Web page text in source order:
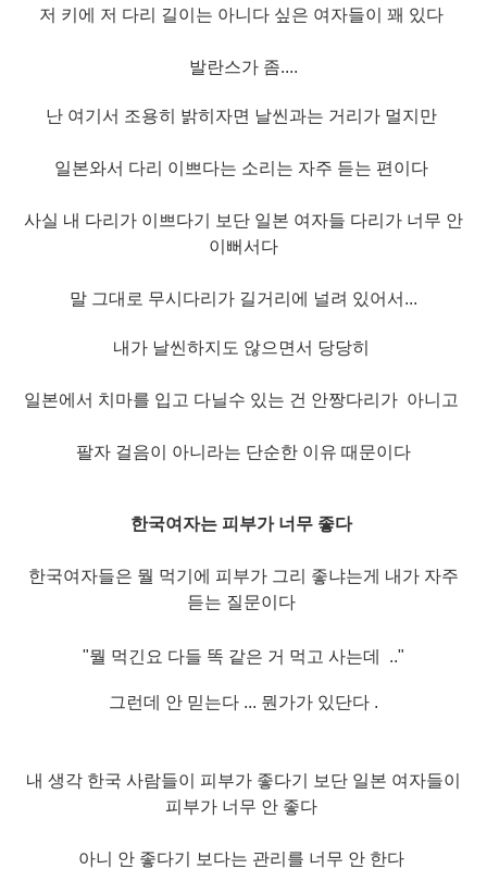
저 키에 저 다리 길이는 아니다 싶은 여자들이 꽤 있다
발란스가 좀....
난 여기서 조용히 밝히자면 날씬과는 거리가 멀지만
일본와서 다리 이쁘다는 소리는 자주 듣는 편이다
사실 내 다리가 이쁘다기 보단 일본 여자들 다리가 너무 안
이뻐서다
말 그대로 무시다리가 길거리에 널려 있어서...
내가 날씬하지도 않으면서 당당히
일본에서 치마를 입고 다닐수 있는 건 안짱다리가 아니고
팔자 걸음이 아니라는 단순한 이유 때문이다
한국여자는 피부가 너무 좋다
한국여자들은 뭘 먹기에 피부가 그리 좋냐는게 내가 자주
듣는 질문이다
"뭘 먹긴요 다들 똑 같은 거 먹 고 사는데 .."
그런데 안 믿는다 ... 뭔가가 있단다 .
내 생각 한국 사람들이 피부가 좋다기 보단 일본 여자들이
피부가 너무 안 좋다
아니 안 좋다기 보다는 관리를 너무 안 한다